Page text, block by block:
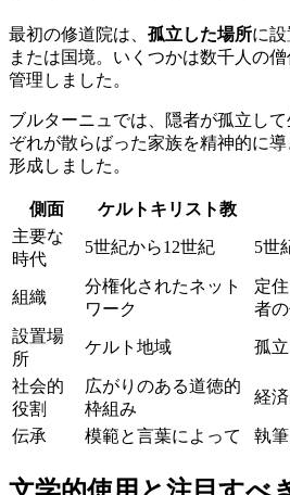
最初の修道院は、 孤立した場所に設
または国境。いくつかは数千人の
管理しました。
ブルターニュでは、隠者が孤立し
ぞれが散らばった家族を精神的に
形成しました。
側面 ケルトキリスト教
主要な
時代
5世紀から12世紀 5世
組織
分権化されたネット
ワーク
定
者
設置場
所
ケルト地域 孤
社会的
役割
広がりのある道徳的
枠組み
経
伝承 模範と言葉によって 執